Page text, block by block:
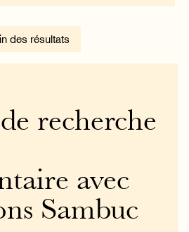
des résultats
recherche
avec
Sambuc